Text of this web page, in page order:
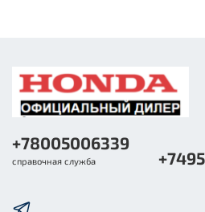
+78005006339
справочная служба